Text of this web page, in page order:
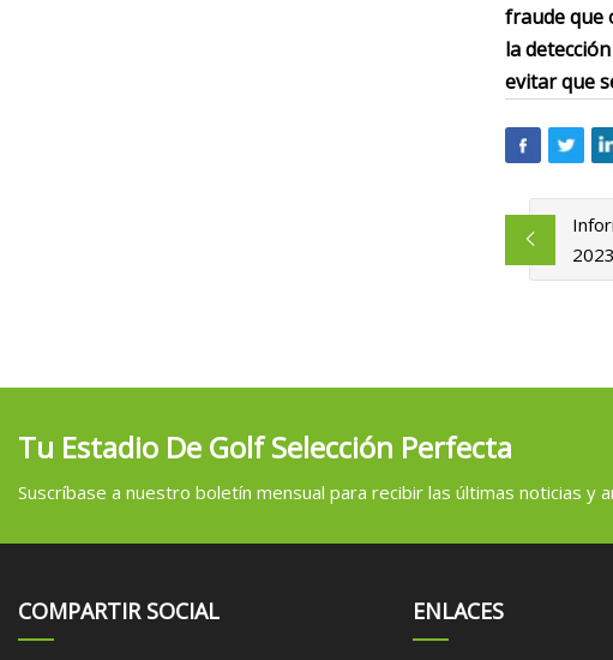
fraude que
la
evitar que
2023
Tu Estadio De Golf Selección Perfecta
Suscríbase a nuestro boletín mensual para recibir las últimas noticias y
COMPARTIR SOCIAL ENLACES